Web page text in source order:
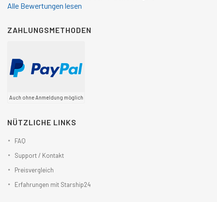
Alle Bewertungen lesen
ZAHLUNGSMETHODEN
Auch ohne Anmeldung möglich
NÜTZLICHE LINKS
FAQ
Support / Kontakt
Preisvergleich
Erfahrungen mit Starship24